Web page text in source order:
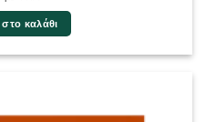
καλάθι